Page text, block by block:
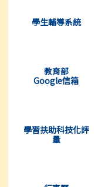
學生輔導系統
教育部
Google信箱
學習扶助科技化評
量